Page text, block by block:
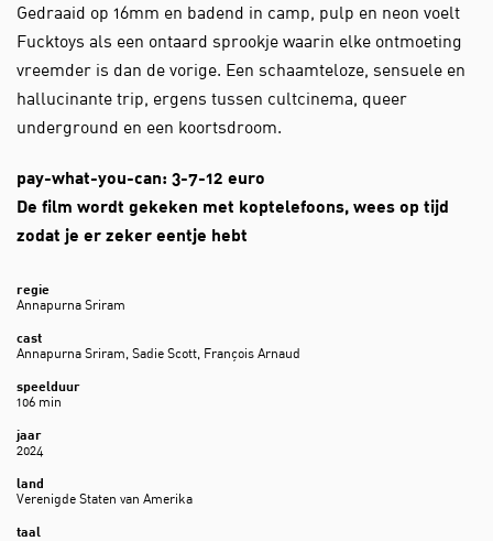
Gedraaid op 16mm en badend in camp, pulp en neon voelt
Fucktoys als een ontaard sprookje waarin elke ontmoeting
vreemder is dan de vorige. Een schaamteloze, sensuele en
hallucinante trip, ergens tussen cultcinema, queer
underground en een koortsdroom.
pay-what-you-can: 3-7-12 euro
De film wordt gekeken met koptelefoons, wees op tijd
zodat je er zeker eentje hebt
regie
Annapurna Sriram
cast
Annapurna Sriram, Sadie Scott, François Arnaud
speelduur
106 min
jaar
2024
land
Verenigde Staten van Amerika
taal